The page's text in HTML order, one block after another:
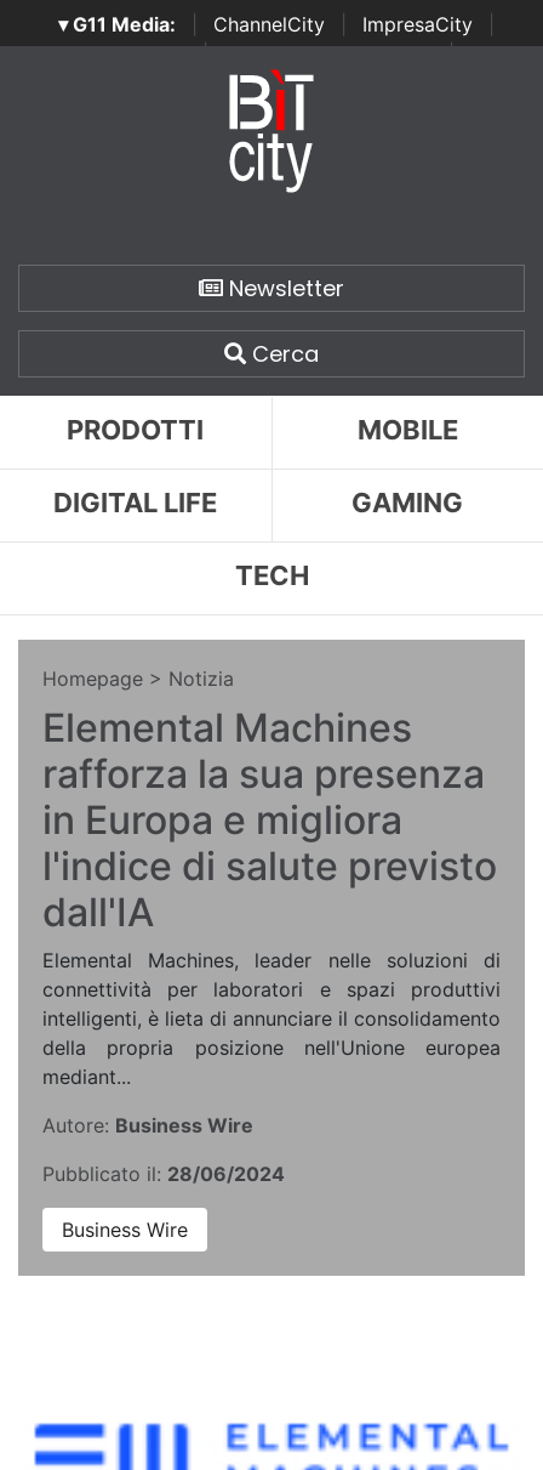
▾ G11 Media: ChannelCity ImpresaCity
SecurityOpenLab | Italian Channel Awards | Italian
Italian Security Awards
Newsletter
Cerca
PRODOTTI MOBILE
DIGITAL LIFE GAMING
TECH
Homepage > Notizia
Elemental Machines
rafforza la sua presenza
in Europa e migliora
l'indice di salute previsto
dall'IA
Elemental Machines, leader nelle soluzioni di
connettività per laboratori e spazi produttivi
intelligenti, è lieta di annunciare il consolidamento
della propria posizione nell'Unione europea
mediant...
Autore: Business Wire
Pubblicato il: 28/06/2024
Business Wire